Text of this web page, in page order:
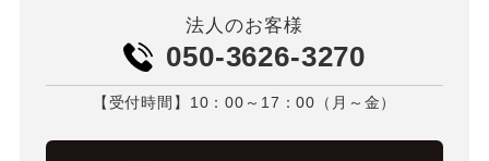
法人のお客様
050-3626-3270
【受付時間】10：00～17：00（月～金）